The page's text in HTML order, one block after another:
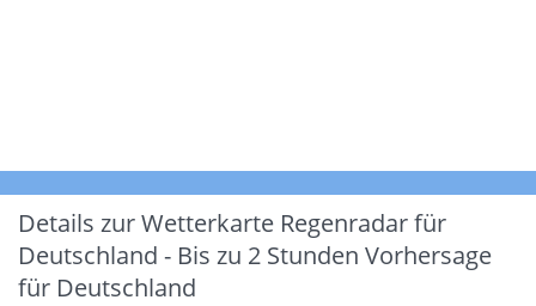
Details zur Wetterkarte Regenradar für
Deutschland - Bis zu 2 Stunden Vorhersage
für Deutschland